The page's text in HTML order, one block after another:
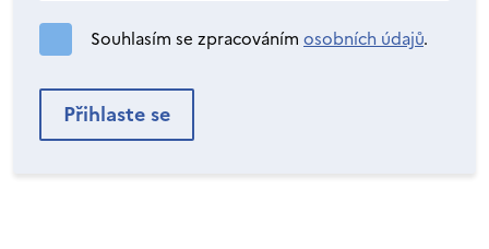
Souhlasím se zpracováním osobních údajů.